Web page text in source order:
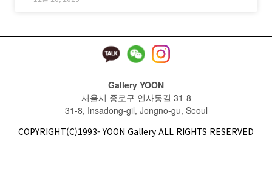
Gallery YOON
서울시 종로구 인사동길 31-8
31-8, Insadong-gil, Jongno-gu, Seoul
COPYRIGHT(C)1993- YOON Gallery ALL RIGHTS RESERVED